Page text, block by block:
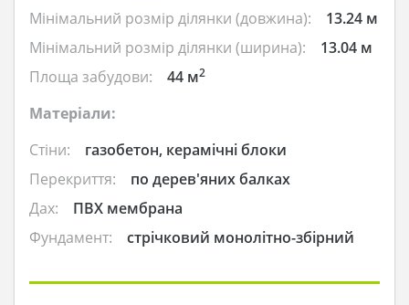
Мінімальний розмір ділянки (довжина):
13.24 м
Мінімальний розмір ділянки (ширина):
13.04 м
Площа забудови:
44 м2
Матеріали:
Стіни:
газобетон, керамічні блоки
Перекриття:
по дерев'яних балках
Дах:
ПВХ мембрана
Фундамент:
стрічковий монолітно-збірний